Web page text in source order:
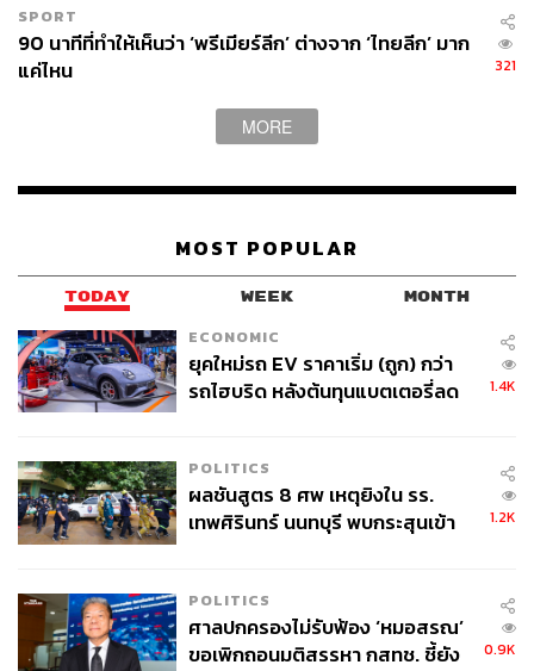
SPORT
90 นาทีที่ทำให้เห็นว่า ‘พรีเมียร์ลีก’ ต่างจาก ‘ไทยลีก’ มาก
แค่ไหน
321
MORE
MOST POPULAR
TODAY WEEK MONTH
ECONOMIC
ยุคใหม่รถ EV ราคาเริ่ม (ถูก) กว่า
รถไฮบริด หลังต้นทุนแบตเตอรี่ลด
1.4K
POLITICS
ผลชันสูตร 8 ศพ เหตุยิงใน รร.
เทพศิรินทร์ นนทบุรี พบกระสุนเข้า
1.2K
POLITICS
ศาลปกครองไม่รับฟ้อง ‘หมอสรณ’
ขอเพิกถอนมติสรรหา กสทช. ชี้ยัง
0.9K